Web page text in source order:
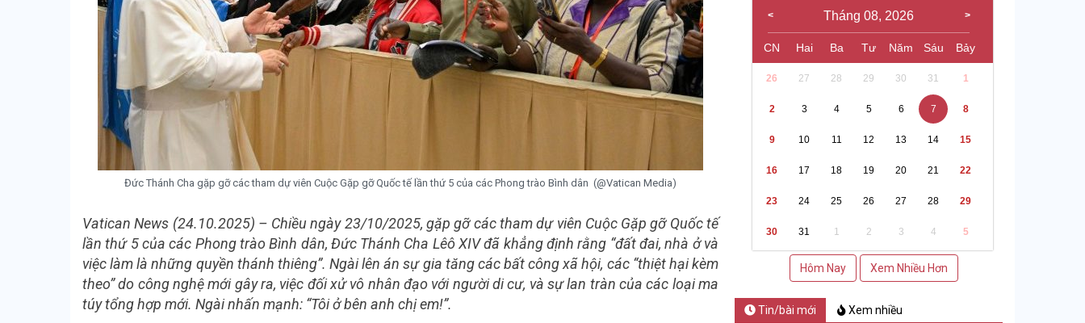
Đức Thánh Cha gặp gỡ các tham dự viên Cuộc Gặp gỡ Quốc tế lần thứ 5 của các Phong trào Bình dân (@Vatican Media)
Vatican News (24.10.2025) – Chiều ngày 23/10/2025, gặp gỡ các tham dự viên Cuộc Gặp gỡ Quốc tế
lần thứ 5 của các Phong trào Bình dân, Đức Thánh Cha Lêô XIV đã khẳng định rằng “đất đai, nhà ở và
việc làm là những quyền thánh thiêng”. Ngài lên án sự gia tăng các bất công xã hội, các “thiệt hại kèm
theo” do công nghệ mới gây ra, việc đối xử vô nhân đạo với người di cư, và sự lan tràn của các loại ma
túy tổng hợp mới. Ngài nhấn mạnh: “Tôi ở bên anh chị em!”.
Tháng 08, 2026
CN Hai Ba Tư Năm Sáu Bảy
26 27 28 29 30 31 1
2 3 4 5 6 7 8
9 10 11 12 13 14 15
16 17 18 19 20 21 22
23 24 25 26 27 28 29
30 31 1 2 3 4 5
Hôm Nay Xem Nhiều Hơn
Tin/bài mới Xem nhiều